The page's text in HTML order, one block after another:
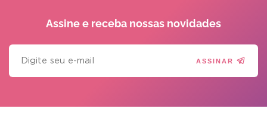
Assine e receba nossas novidades
ASSINAR